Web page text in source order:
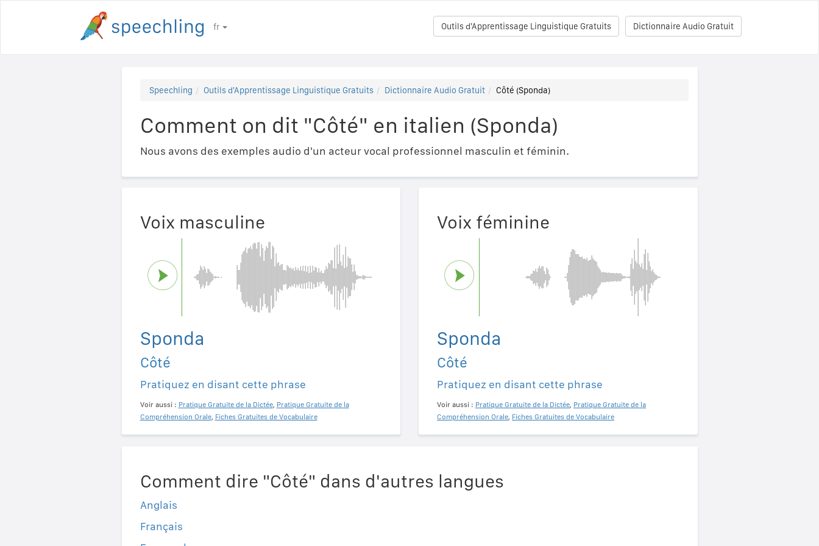
fr Dictionnaire Audio Gratuit
Outils d'Apprentissage Linguistique Gratuits
Speechling Outils d'Apprentissage Linguistique Gratuits Dictionnaire Audio Gratuit Côté (Sponda)
Comment on dit "Côté" en italien (Sponda)
Nous avons des exemples audio d'un acteur vocal professionnel masculin et féminin.
Voix masculine
Sponda
Côté
Pratiquez en disant cette phrase
Voir aussi : Pratique Gratuite de la Dictée, Pratique Gratuite de la
Compréhension Orale, Fiches Gratuites de Vocabulaire
Voix féminine
Sponda
Côté
Pratiquez en disant cette phrase
Voir aussi : Pratique Gratuite de la Dictée, Pratique Gratuite de la
Compréhension Orale, Fiches Gratuites de Vocabulaire
Comment dire "Côté" dans d'autres langues
Anglais
Français